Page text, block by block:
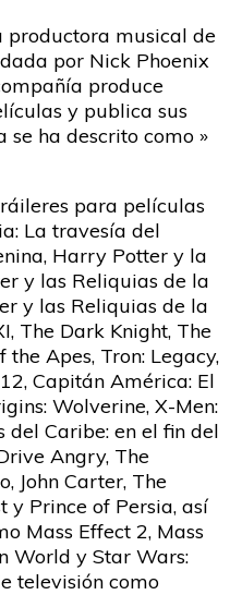
productora musical de
por Nick Phoenix
produce
y publica sus
se ha descrito como »
para películas
La travesía del
Harry Potter y la
y las Reliquias de la
y las Reliquias de la
The Dark Knight, The
Apes, Tron: Legacy,
Capitán América: El
Wolverine, X-Men:
Caribe: en el fin del
Angry, The
John Carter, The
y Prince of Persia, así
Mass Effect 2, Mass
World y Star Wars:
televisión como